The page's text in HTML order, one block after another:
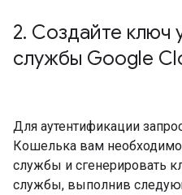
2. Создайте ключ
службы Google
Для аутентификации
Кошелька вам необходимо
службы и сгенерировать
службы, выполнив